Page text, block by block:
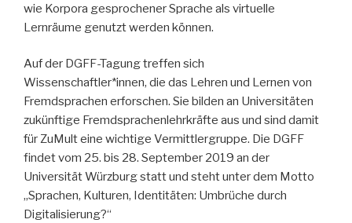
wie Korpora gesprochener Sprache als virtuelle
Lernräume genutzt werden können.
Auf der DGFF-Tagung treffen sich
Wissenschaftler*innen, die das Lehren und Lernen von
Fremdsprachen erforschen. Sie bilden an Universitäten
zukünftige Fremdsprachenlehrkräfte aus und sind damit
für ZuMult eine wichtige Vermittlergruppe. Die DGFF
findet vom 25. bis 28. September 2019 an der
Universität Würzburg statt und steht unter dem Motto
„Sprachen, Kulturen, Identitäten: Umbrüche durch
Digitalisierung?“